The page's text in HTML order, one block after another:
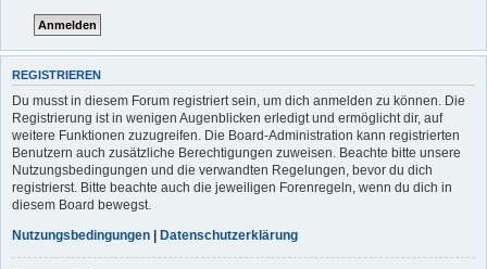
REGISTRIEREN
Du musst in diesem Forum registriert sein, um dich anmelden zu können. Die
Registrierung ist in wenigen Augenblicken erledigt und ermöglicht dir, auf
weitere Funktionen zuzugreifen. Die Board-Administration kann registrierten
Benutzern auch zusätzliche Berechtigungen zuweisen. Beachte bitte unsere
Nutzungsbedingungen und die verwandten Regelungen, bevor du dich
registrierst. Bitte beachte auch die jeweiligen Forenregeln, wenn du dich in
diesem Board bewegst.
Nutzungsbedingungen | Datenschutzerklärung